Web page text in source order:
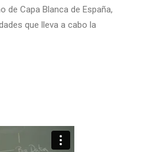
de Capa Blanca de España,
que lleva a cabo la